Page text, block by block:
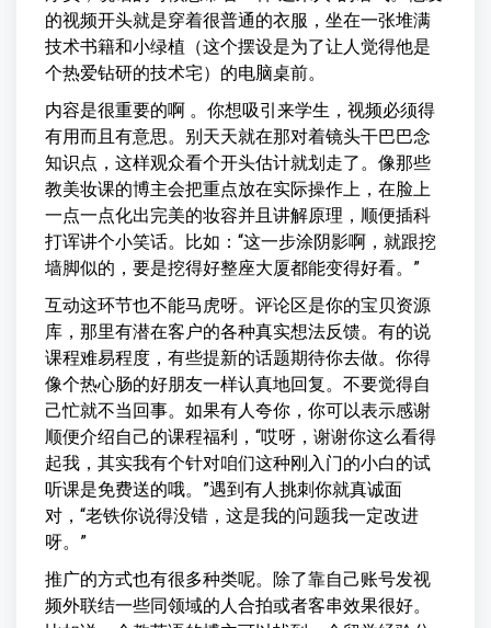
的视频开头就是穿着很普通的衣服，坐在一张堆满
技术书籍和小绿植（这个摆设是为了让人觉得他是
个热爱钻研的技术宅）的电脑桌前。
内容是很重要的啊 。你想吸引来学生，视频必须得
有用而且有意思。别天天就在那对着镜头干巴巴念
知识点，这样观众看个开头估计就划走了。像那些
教美妆课的博主会把重点放在实际操作上，在脸上
一点一点化出完美的妆容并且讲解原理，顺便插科
打诨讲个小笑话。比如：“这一步涂阴影啊，就跟挖
墙脚似的，要是挖得好整座大厦都能变得好看。”
互动这环节也不能马虎呀。评论区是你的宝贝资源
库，那里有潜在客户的各种真实想法反馈。有的说
课程难易程度，有些提新的话题期待你去做。你得
像个热心肠的好朋友一样认真地回复。不要觉得自
己忙就不当回事。如果有人夸你，你可以表示感谢
顺便介绍自己的课程福利，“哎呀，谢谢你这么看得
起我，其实我有个针对咱们这种刚入门的小白的试
听课是免费送的哦。”遇到有人挑刺你就真诚面
对，“老铁你说得没错，这是我的问题我一定改进
呀。”
推广的方式也有很多种类呢。除了靠自己账号发视
频外联结一些同领域的人合拍或者客串效果很好。